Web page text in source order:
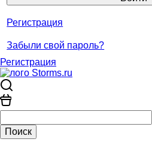
Регистрация
Забыли свой пароль?
Регистрация